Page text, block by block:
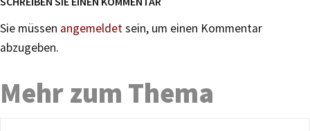
Sie müssen angemeldetsein, um einen Kommentar
abzugeben.
Mehr zum Thema